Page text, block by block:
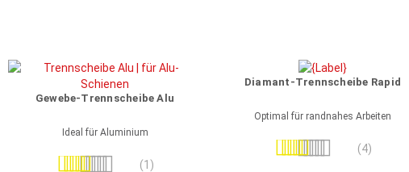
Gewebe-Trennscheibe Alu
Ideal für Aluminium
Bewertung: (1)
Diamant-Trennscheibe Rapid
Optimal für randnahes Arbeiten
Bewertung: (4)